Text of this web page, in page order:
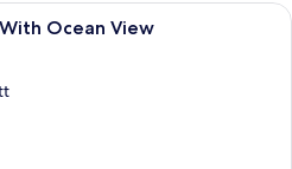
Schreibtisch, laptopgeeigneter
Ocean View